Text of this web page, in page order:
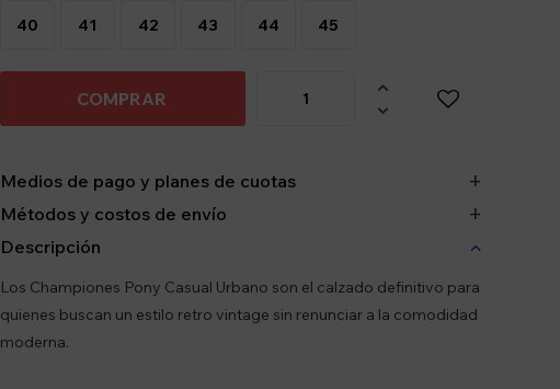
40 41 42 43 44 45
COMPRAR


Medios de pago y planes de cuotas
Métodos y costos de envío
Descripción
Los Championes Pony Casual Urbano son el calzado definitivo para
quienes buscan un estilo retro vintage sin renunciar a la comodidad
moderna.